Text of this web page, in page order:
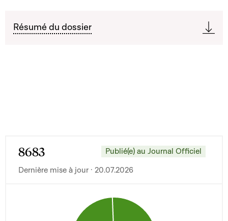
Résumé du dossier
8683
Publié(e) au Journal Officiel
Dernière mise à jour · 20.07.2026